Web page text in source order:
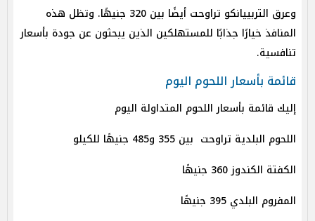
وعرق التربييانكو تراوحت أيضًا بين 320 جنيهًا. وتظل هذه
المنافذ خيارًا جذابًا للمستهلكين الذين يبحثون عن جودة بأسعار
تنافسية.
قائمة بأسعار اللحوم اليوم
إليك قائمة بأسعار اللحوم المتداولة اليوم
اللحوم البلدية تراوحت بين 355 و485 جنيهًا للكيلو
الكفتة الكندوز 360 جنيهًا
المفروم البلدي 395 جنيهًا